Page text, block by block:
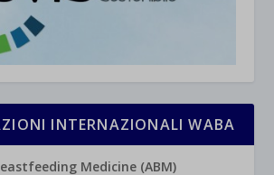
INTERNAZIONALI WABA
Medicine (ABM)